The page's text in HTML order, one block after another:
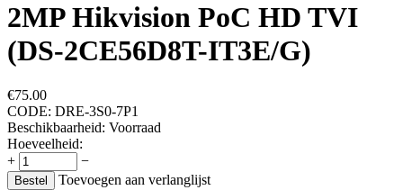
2MP Hikvision PoC HD TVI
(DS-2CE56D8T-IT3E/G)
€75.00
CODE: DRE-3S0-7P1
Beschikbaarheid: Voorraad
Hoeveelheid:
+
−
Bestel Toevoegen aan verlanglijst